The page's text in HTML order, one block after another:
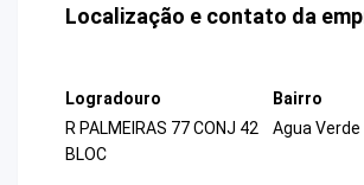
Localização e contato da
Logradouro
R PALMEIRAS 77 CONJ 42
BLOC
Bairro
Agua Verde